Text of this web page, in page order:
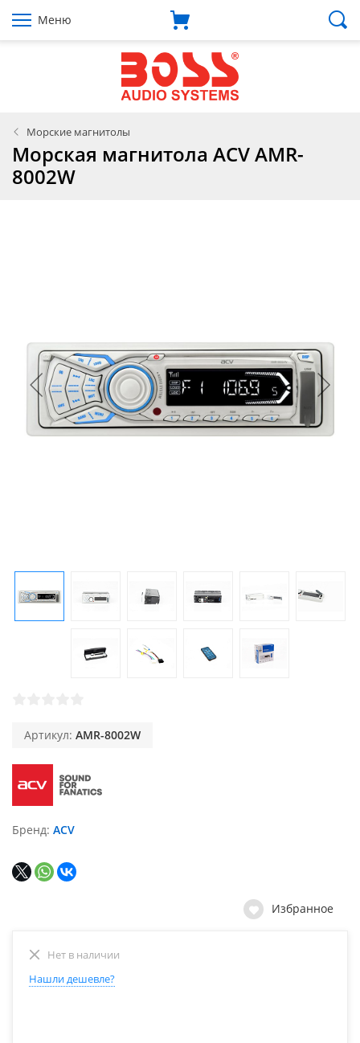
Меню
Морские магнитолы
Морская магнитола ACV AMR-
8002W
Артикул: AMR-8002W
Бренд ACV
Избранное
Нет в наличии
Нашли дешевле?